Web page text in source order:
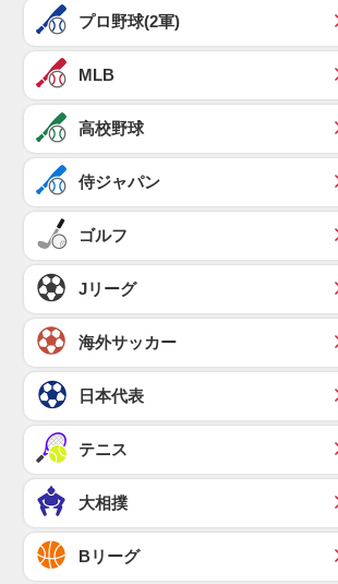
プロ野球(2軍)
MLB
高校野球
侍ジャパン
ゴルフ
Jリーグ
海外サッカー
日本代表
テニス
大相撲
Bリーグ